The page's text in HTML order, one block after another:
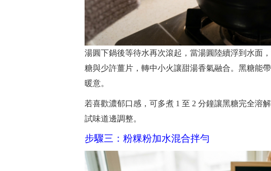
湯圓下鍋後等待水再次滾起，當湯圓陸續浮到水面
糖與少許薑片，轉中小火讓甜湯香氣融合。黑糖能
暖意。
若喜歡濃郁口感，可多煮 1 至 2 分鐘讓黑糖完全溶
試味道邊調整。
步驟三：粉粿粉加水混合拌勻